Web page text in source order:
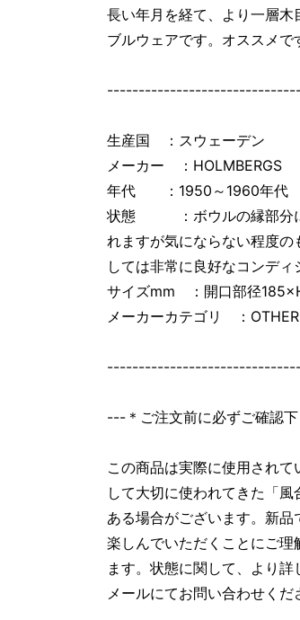
長い年月を経て、より一層
ブルウェアです。オススメで
生産国 ：スウェーデン
メーカー ：HOLMBERGS
年代 ：1950～1960年代
状態 ：ボウルの縁部分に
れますが気にならない程度
しては非常に良好なコンディ
サイズmm ：開口部径
メーカーカテゴリ ：
---＊ご注文前に必ずご確認
この商品は実際に使用され
して大切に使われてきた「
ある場合がございます。新
楽しんでいただくことにご
ます。状態に関して、より
メールにてお問い合わせくだ